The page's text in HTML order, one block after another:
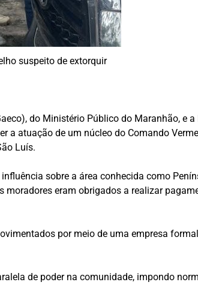
suspeito de extorquir
do Ministério Público do Maranhão, e
a atuação de um núcleo do Comando
Luís.
sobre a área conhecida como
eram obrigados a realizar
por meio de uma empresa
de poder na comunidade, impondo